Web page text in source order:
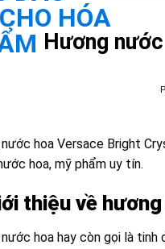
Hương
hoa Versace Bright
hoa, mỹ phẩm uy tín.
thiệu về
hoa hay còn gọi là